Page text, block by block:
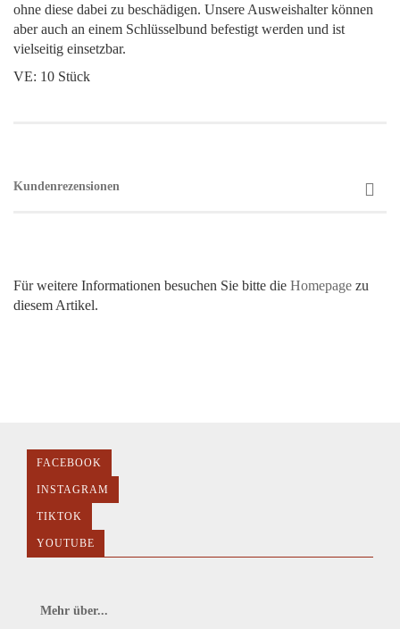
ohne diese dabei zu beschädigen. Unsere Ausweishalter können
aber auch an einem Schlüsselbund befestigt werden und ist
vielseitig einsetzbar.
VE: 10 Stück
Kundenrezensionen
Für weitere Informationen besuchen Sie bitte die Homepage zu
diesem Artikel.
FACEBOOK
INSTAGRAM
TIKTOK
YOUTUBE
Mehr über...